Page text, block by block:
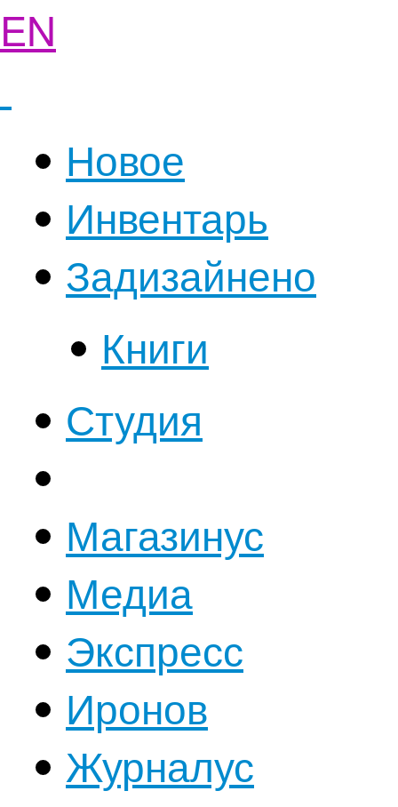
EN
Новое
Инвентарь
Задизайнено
Книги
Студия
Магазинус
Медиа
Экспресс
Иронов
Журналус